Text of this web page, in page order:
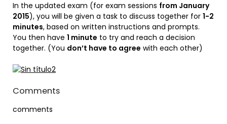
In the updated exam (for exam sessions from January
2015), you will be given a task to discuss together for 1-2
minutes, based on written instructions and prompts.
You then have 1 minute to try and reach a decision
together. (You don’t have to agree with each other)
Comments
comments